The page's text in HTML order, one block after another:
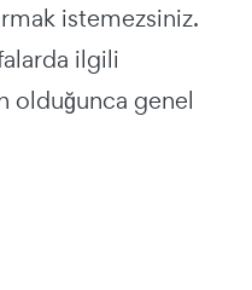
istemezsiniz.
ilgili
olduğunca genel